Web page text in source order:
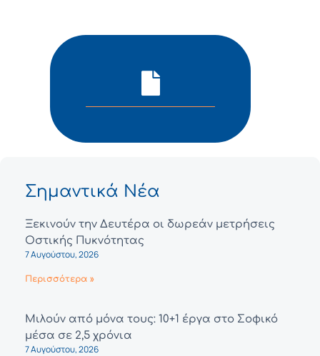
Σημαντικά Νέα
Ξεκινούν την Δευτέρα οι δωρεάν μετρήσεις
Οστικής Πυκνότητας
7 Αυγούστου, 2026
Περισσότερα »
Μιλούν από μόνα τους: 10+1 έργα στο Σοφικό
μέσα σε 2,5 χρόνια
7 Αυγούστου, 2026